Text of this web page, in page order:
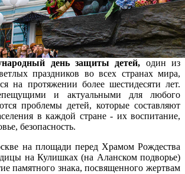
день защиты детей, один из
праздников во всех странах мира,
на протяжении более шестидесяти лет.
и актуальными для любого
проблемы детей, которые составляют
в каждой стране - их воспитание,
безопасность.
на площади перед Храмом Рождества
на Кулишках (на Аланском подворье)
памятного знака, посвященного жертвам